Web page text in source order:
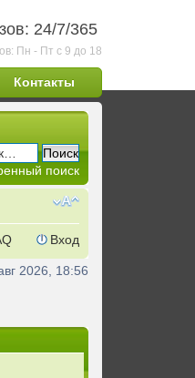
24/7/365
Пн - Пт с 9 до 18
Контакты
поиск
Вход
2026, 18:56